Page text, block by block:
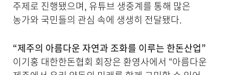
공
니
주제로 진행됐으며, 유튜브 생중계를 통해 많은
농가와 국민들의 관심 속에 생생히 전달됐다.
“제주의 아름다운 자연과 조화를 이루는 한돈산업”
이기홍 대한한돈협회 회장은 환영사에서 “아름다운